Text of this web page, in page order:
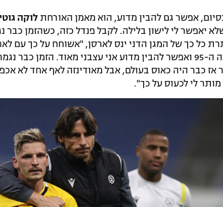
אפשר גם להבין מדוע, הוא מאמן האורחת לוקה
יאפשר לי לישון בלילה. לקבל פנדל כזה, כשהזמן
כל כך של המגן הדני ינס לארסן, "אשוחח על כך עם
אחרי הדקה ה-95 ואפשר להבין מדוע אני עצבני מאוד. הזמן
אז כבר היה כאוס בעולם, אבל מאודינזה לאף אחד לא
לי לכעוס על כך".